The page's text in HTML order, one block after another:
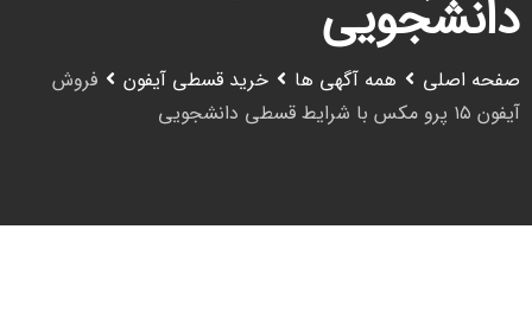
دانشجویی
صفحه اصلی همه آگهی ها خرید قسطی آیفون
فروش
آیفون ۱۵ پرو مکس با شرایط قسطی دانشجویی